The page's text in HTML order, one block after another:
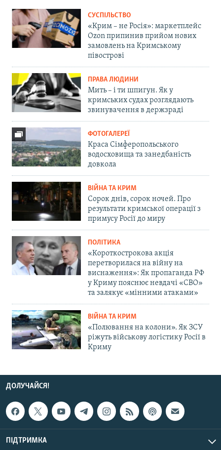
СУСПІЛЬСТВО
«Крим – не Росія»: маркетплейс
Ozon припинив прийом нових
замовлень на Кримському
півострові
ПРАВА ЛЮДИНИ
Мить – і ти шпигун. Як у
кримських судах розглядають
звинувачення в держзраді
ФОТОГАЛЕРЕЇ
Краса Сімферопольського
водосховища та занедбаність
довкола
ВІЙНА ТА КРИМ
Сорок днів, сорок ночей. Про
результати кримської операції з
примусу Росії до миру
ПОЛІТИКА
«Короткострокова акція
перетворилася на війну на
виснаження»: Як пропаганда РФ
у Криму пояснює невдачі «СВО»
та залякує «мінними атаками»
ВІЙНА ТА КРИМ
«Полювання на колони». Як ЗСУ
ріжуть військову логістику Росії в
Криму
ДОЛУЧАЙСЯ!
ПІДТРИМКА